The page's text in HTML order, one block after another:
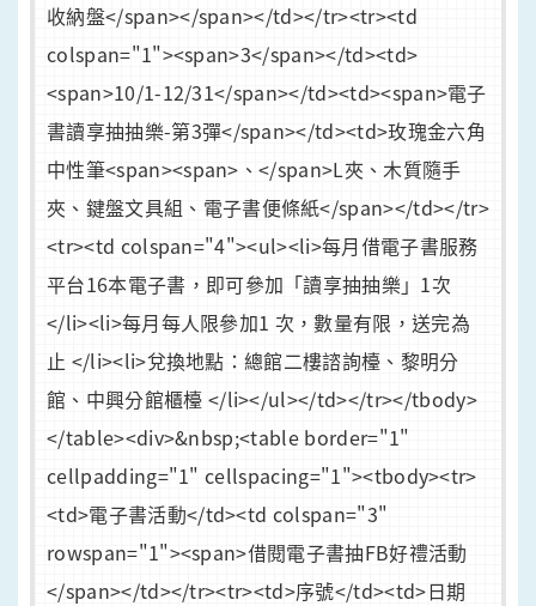
收納盤</span></span></td></tr><tr><td
colspan="1"><span>3</span></td><td>
<span>10/1-12/31</span></td><td><span>電子
書讀享抽抽樂-第3彈</span></td><td>玫瑰金六角
中性筆<span><span>、</span>L夾、木質隨手
夾、鍵盤文具組、電子書便條紙</span></td></tr>
<tr><td colspan="4"><ul><li>每月借電子書服務
平台16本電子書，即可參加「讀享抽抽樂」1次
</li><li>每月每人限參加1 次，數量有限，送完為
止 </li><li>兌換地點：總館二樓諮詢檯、黎明分
館、中興分館櫃檯 </li></ul></td></tr></tbody>
</table><div>&nbsp;<table border="1"
cellpadding="1" cellspacing="1"><tbody><tr>
<td>電子書活動</td><td colspan="3"
rowspan="1"><span>借閱電子書抽FB好禮活動
</span></td></tr><tr><td>序號</td><td>日期